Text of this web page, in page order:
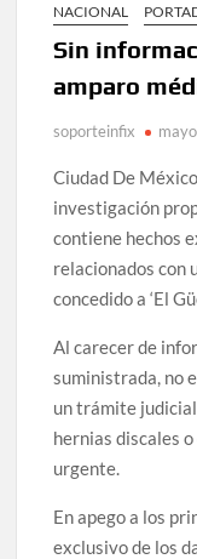
NACIONAL
Sin
amparo
soporteinfix
Ciudad De
investigación
contiene hechos
relacionados con
concedido a ‘El
Al carecer de
suministrada, no
un trámite
hernias discales
urgente.
En apego a los
exclusivo de los